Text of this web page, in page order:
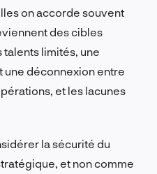
on accorde souvent
des cibles
limités, une
une déconnexion entre
et les lacunes
la sécurité du
et non comme